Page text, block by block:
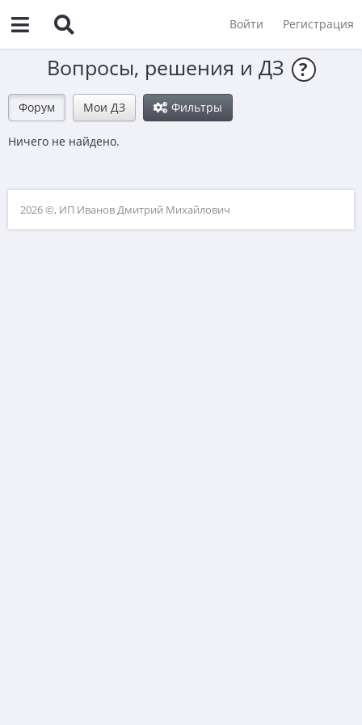
Войти Регистрация
Вопросы, решения и ДЗ ?
Форум Мои ДЗ Фильтры
Ничего не найдено.
2026 ©, ИП Иванов Дмитрий Михайлович